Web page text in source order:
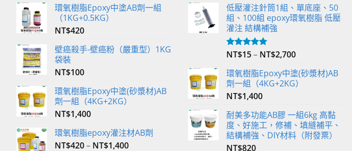
環氧樹脂Epoxy中塗AB劑一組
（1KG+0.5KG）
NT$420
壁癌殺手-壁癌粉（嚴重型）1KG
袋裝
NT$100
環氧樹脂Epoxy中塗(砂漿材)AB
劑一組（4KG+2KG）
NT$1,400
環氧樹脂epoxy灌注材AB劑
NT$420– NT$1,400
低壓灌注針筒1組、單底座、50
組、100組 epoxy環氧樹脂 低壓
灌注 結構補強
評分5.00
NT$15– NT$2,700
環氧樹脂Epoxy中塗(砂漿材)AB
劑一組（4KG+2KG）
NT$1,400
耐美多功能AB膠 一組6kg 高黏
度、好施工，修補、填縫補平、
結構補強、DIY材料（附發票）
NT$820